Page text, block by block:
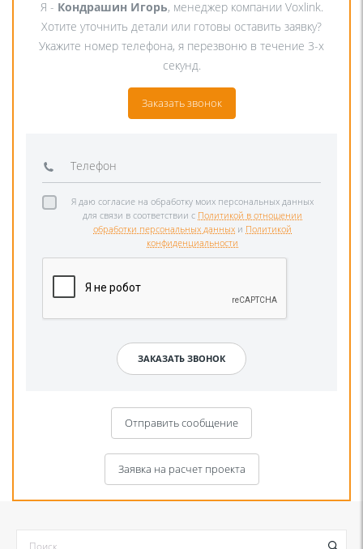
Я - Кондрашин Игорь, менеджер компании Voxlink.
Хотите уточнить детали или готовы оставить заявку?
Укажите номер телефона, я перезвоню в течение 3-х
секунд.
Заказать звонок
Я даю согласие на обработку моих персональных данных
для связи в соответствии с Политикой в отношении
обработки персональных данных и Политикой
конфиденциальности
Отправить сообщение
Заявка на расчет проекта